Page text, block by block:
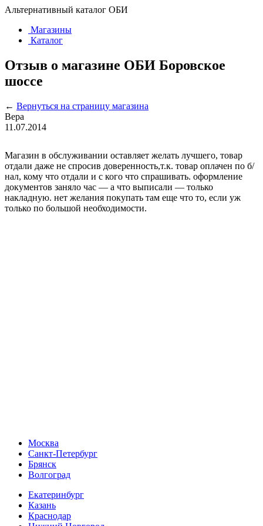
Альтернативный каталог ОБИ
Магазины
Каталог
Отзыв о магазине ОБИ Боровское
шоссе
← Вернуться на страницу магазина
Вера
11.07.2014
Магазин в обслуживании оставляет желать лучшего, товар
отдали даже не спросив доверенность,т.к. товар оплачен по б/
нал, кому что отдали и с кого что спрашивать. оформление
документов заняло час — а что выписали — только
накладную. нет желания покупать там еще что то, если уж
только по большой необходимости.
Москва
Санкт-Петербург
Брянск
Волгоград
Екатеринбург
Казань
Краснодар